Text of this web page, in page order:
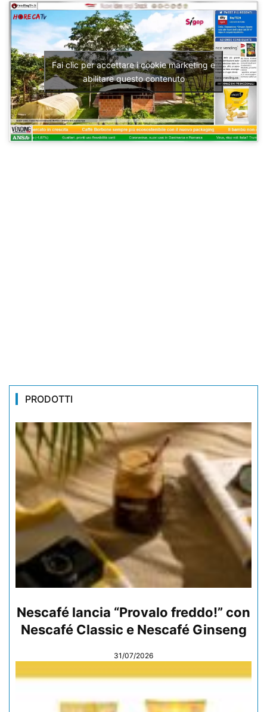
Fai clic per accettare i cookie marketing e
abilitare questo contenuto
PRODOTTI
Nescafé lancia “Provalo freddo!” con
Nescafé Classic e Nescafé Ginseng
31/07/2026